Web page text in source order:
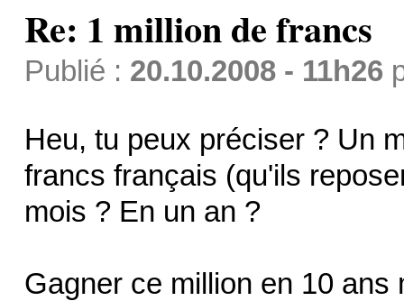
Re: 1 million de francs
Publié : 20.10.2008 - 11h26
Heu, tu peux préciser ? Un
francs français (qu'ils
mois ? En un an ?
Gagner ce million en 10